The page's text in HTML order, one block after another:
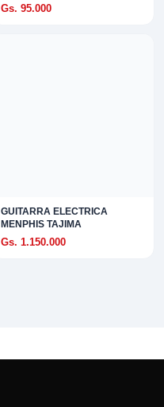
Gs. 95.000
GUITARRA ELECTRICA
MENPHIS TAJIMA
Gs. 1.150.000